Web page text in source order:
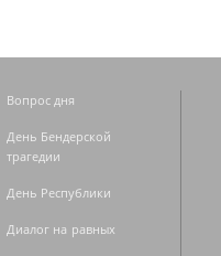
Вопрос дня
День Бендерской
трагедии
День Республики
Диалог на равных